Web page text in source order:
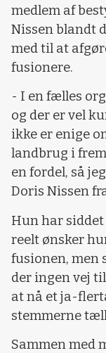
medlem af
Nissen blandt
med til at
fusionere.
- I en fælles
og der er vel
ikke er enige
landbrug i
en fordel, så
Doris Nissen
Hun har
reelt ønsker
fusionen, men
der ingen vej
at nå et ja-
stemmerne
Sammen med